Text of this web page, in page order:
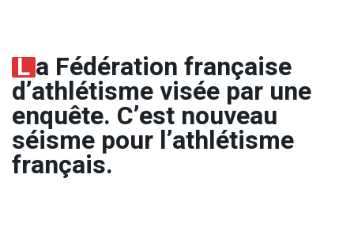
La Fédération française
d’athlétisme visée par une
enquête. C’est nouveau
séisme pour l’athlétisme
français.